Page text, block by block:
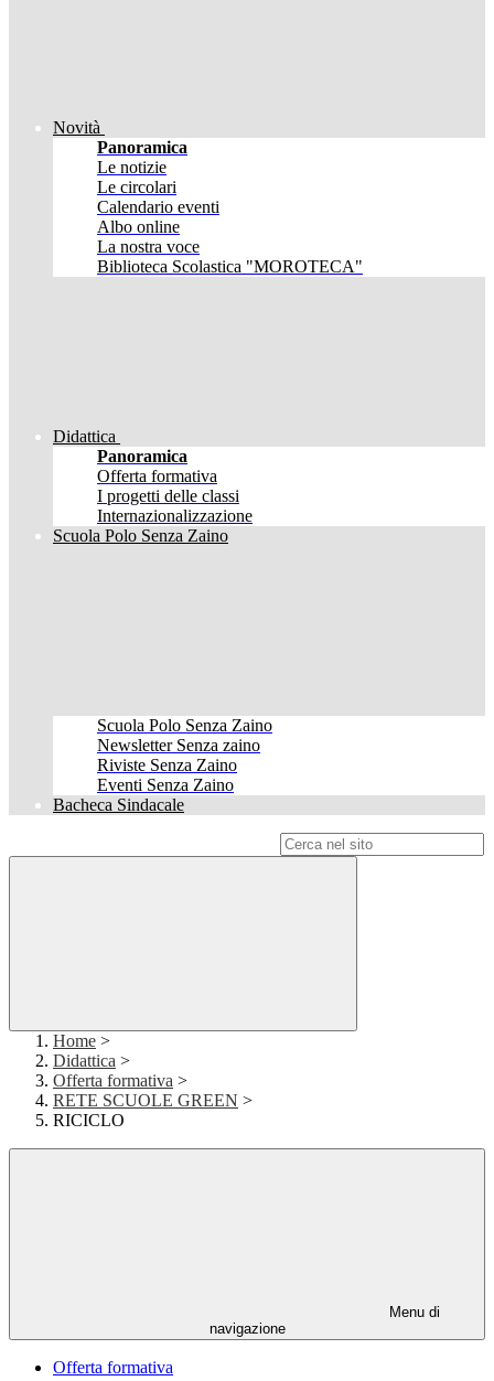
Novità
Panoramica
Le notizie
Le circolari
Calendario eventi
Albo online
La nostra voce
Biblioteca Scolastica "MOROTECA"
Didattica
Panoramica
Offerta formativa
I progetti delle classi
Internazionalizzazione
Scuola Polo Senza Zaino
Scuola Polo Senza Zaino
Newsletter Senza zaino
Riviste Senza Zaino
Eventi Senza Zaino
Bacheca Sindacale
Home >
Didattica >
Offerta formativa >
RETE SCUOLE GREEN >
RICICLO
Menu di
navigazione
Offerta formativa